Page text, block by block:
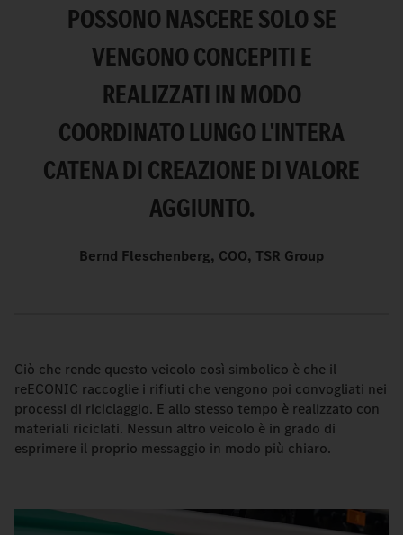
POSSONO NASCERE SOLO SE
VENGONO CONCEPITI E
REALIZZATI IN MODO
COORDINATO LUNGO L'INTERA
CATENA DI CREAZIONE DI VALORE
AGGIUNTO.
Bernd Fleschenberg, COO, TSR Group
Ciò che rende questo veicolo così simbolico è che il
reECONIC raccoglie i rifiuti che vengono poi convogliati nei
processi di riciclaggio. E allo stesso tempo è realizzato con
materiali riciclati. Nessun altro veicolo è in grado di
esprimere il proprio messaggio in modo più chiaro.